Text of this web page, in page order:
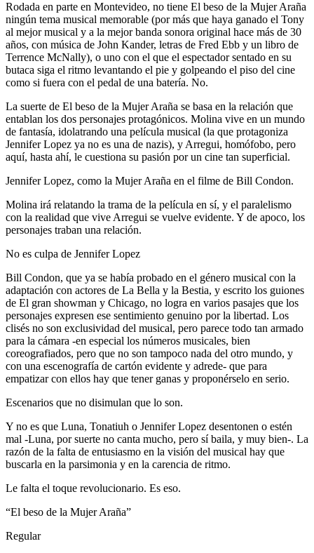
Rodada en parte en Montevideo, no tiene El beso de la Mujer Araña
ningún tema musical memorable (por más que haya ganado el Tony
al mejor musical y a la mejor banda sonora original hace más de 30
años, con música de John Kander, letras de Fred Ebb y un libro de
Terrence McNally), o uno con el que el espectador sentado en su
butaca siga el ritmo levantando el pie y golpeando el piso del cine
como si fuera con el pedal de una batería. No.
La suerte de El beso de la Mujer Araña se basa en la relación que
entablan los dos personajes protagónicos. Molina vive en un mundo
de fantasía, idolatrando una película musical (la que protagoniza
Jennifer Lopez ya no es una de nazis), y Arregui, homófobo, pero
aquí, hasta ahí, le cuestiona su pasión por un cine tan superficial.
Jennifer Lopez, como la Mujer Araña en el filme de Bill Condon.
Molina irá relatando la trama de la película en sí, y el paralelismo
con la realidad que vive Arregui se vuelve evidente. Y de apoco, los
personajes traban una relación.
No es culpa de Jennifer Lopez
Bill Condon, que ya se había probado en el género musical con la
adaptación con actores de La Bella y la Bestia, y escrito los guiones
de El gran showman y Chicago, no logra en varios pasajes que los
personajes expresen ese sentimiento genuino por la libertad. Los
clisés no son exclusividad del musical, pero parece todo tan armado
para la cámara -en especial los números musicales, bien
coreografiados, pero que no son tampoco nada del otro mundo, y
con una escenografía de cartón evidente y adrede- que para
empatizar con ellos hay que tener ganas y proponérselo en serio.
Escenarios que no disimulan que lo son.
Y no es que Luna, Tonatiuh o Jennifer Lopez desentonen o estén
mal -Luna, por suerte no canta mucho, pero sí baila, y muy bien-. La
razón de la falta de entusiasmo en la visión del musical hay que
buscarla en la parsimonia y en la carencia de ritmo.
Le falta el toque revolucionario. Es eso.
“El beso de la Mujer Araña”
Regular